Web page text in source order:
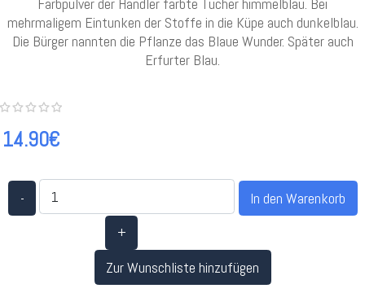
Farbpulver der Händler färbte Tücher himmelblau. Bei
mehrmaligem Eintunken der Stoffe in die Küpe auch dunkelblau.
Die Bürger nannten die Pflanze das Blaue Wunder. Später auch
Erfurter Blau.
14.90€
-
+
Zur Wunschliste hinzufügen